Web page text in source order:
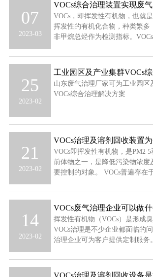
07
2023-03
VOCs综合治理装置实现废
VOCs，即挥发性有机物，也就
挥发性的有机化合物，种类繁多
非甲烷总烃作为检测指标。
25
2023-02
工业园区及产业集群VOCs
山东废气治理厂家可为工业园区
VOCs综合治理解决方案
21
2023-02
VOCs即挥发性有机物，是PM2
前体物之一，是降低污染物浓度
要控制的对象。 VOCs普遍存在
14
2023-02
VOCs废气治理企业可以做
挥发性有机物（VOCs）是形成
VOCs治理是不少企业都面临的
治理企业可为客户提供定制服务。
VOCs治理及溶剂回收设备